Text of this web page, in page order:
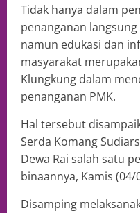
Tidak hanya dalam
penanganan
namun edukasi dan
masyarakat
Klungkung dalam
penanganan PMK.
Hal tersebut
Serda Komang
Dewa Rai salah satu
binaannya, Kamis (04/
Disamping